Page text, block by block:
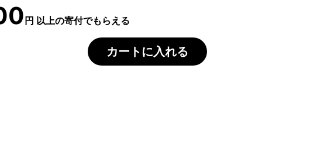
円 以上の寄付でもらえる
カートに入れる